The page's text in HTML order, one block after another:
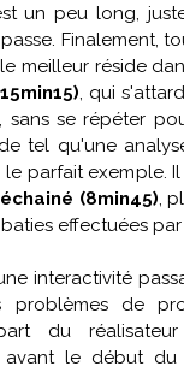
un peu long,
Finalement,
meilleur réside
, qui
sans se répéter
tel qu'une
parfait exemple.
(8min45),
effectuées
interactivité
problèmes de
du réalisateur
avant le début